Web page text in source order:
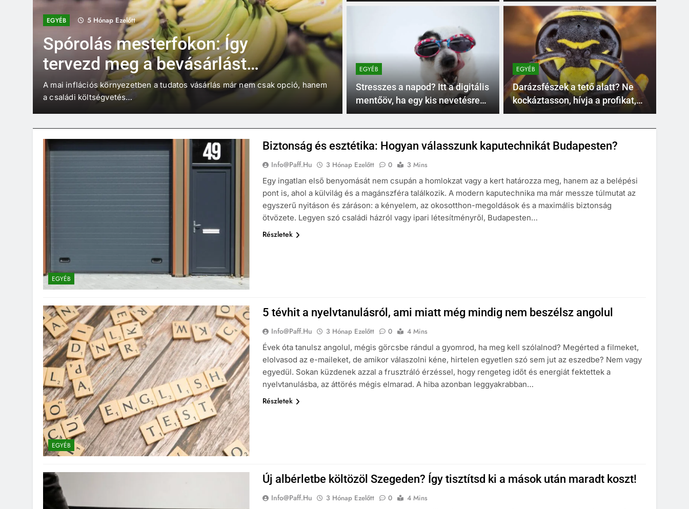
EGYÉB 5 Hónap Ezelőtt
Spórolás mesterfokon: Így
tervezd meg a bevásárlást
okosan, sorban állás nélkül
A mai inflációs környezetben a tudatos vásárlás már nem csak opció, hanem
a családi költségvetés…
Biztonság és esztétika: Hogyan
válasszunk kaputechnikát
Budapesten?
Egy ingatlan első benyomását nem csupán a homlokzat vagy a kert határozza
meg, hanem az…
EGYÉB
Stresszes a napod? Itt a digitális
mentőöv, ha egy kis nevetésre
vágysz!
EGYÉB
Darázsfészek a tető alatt? Ne
kockáztasson, hívja a profikat,
mielőtt baj történne!
EGYÉB
Biztonság és esztétika: Hogyan válasszunk kaputechnikát Budapesten?
Info@paff.hu 3 Hónap Ezelőtt 0
3 Mins
Egy ingatlan első benyomását nem csupán a homlokzat vagy a kert határozza meg, hanem az a belépési
pont is, ahol a külvilág és a magánszféra találkozik. A modern kaputechnika ma már messze túlmutat az
egyszerű nyitáson és záráson: a kényelem, az okosotthon-megoldások és a maximális biztonság
ötvözete. Legyen szó családi házról vagy ipari létesítményről, Budapesten…
Részletek
EGYÉB
5 tévhit a nyelvtanulásról, ami miatt még mindig nem beszélsz angolul
Info@paff.hu 3 Hónap Ezelőtt 0
4 Mins
Évek óta tanulsz angolul, mégis görcsbe rándul a gyomrod, ha meg kell szólalnod? Megérted a filmeket,
elolvasod az e-maileket, de amikor válaszolni kéne, hirtelen egyetlen szó sem jut az eszedbe? Nem vagy
egyedül. Sokan küzdenek azzal a frusztráló érzéssel, hogy rengeteg időt és energiát fektettek a
nyelvtanulásba, az áttörés mégis elmarad. A hiba azonban leggyakrabban…
Részletek
Új albérletbe költözöl Szegeden? Így tisztítsd ki a mások után maradt koszt!
Info@paff.hu 3 Hónap Ezelőtt 0
4 Mins